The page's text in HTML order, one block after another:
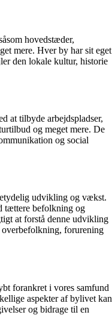
hovedstæder,
mere. Hver by har sit eget
den lokale kultur, historie
at tilbyde arbejdspladser,
og meget mere. De
og social
udvikling og vækst.
tættere befolkning og
at forstå denne udvikling
overbefolkning, forurening
forankret i vores samfund
aspekter af bylivet kan
og bidrage til en